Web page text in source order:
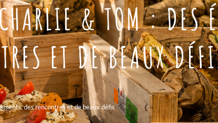
& TOM : DES
ET DE BEAUX
des rencontres et de beaux défis